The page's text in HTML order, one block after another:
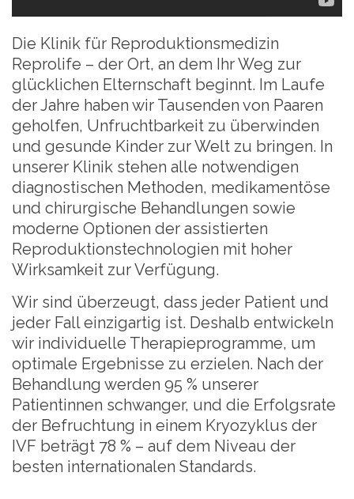
Die Klinik für Reproduktionsmedizin
Reprolife – der Ort, an dem Ihr Weg zur
glücklichen Elternschaft beginnt. Im Laufe
der Jahre haben wir Tausenden von Paaren
geholfen, Unfruchtbarkeit zu überwinden
und gesunde Kinder zur Welt zu bringen. In
unserer Klinik stehen alle notwendigen
diagnostischen Methoden, medikamentöse
und chirurgische Behandlungen sowie
moderne Optionen der assistierten
Reproduktionstechnologien mit hoher
Wirksamkeit zur Verfügung.
Wir sind überzeugt, dass jeder Patient und
jeder Fall einzigartig ist. Deshalb entwickeln
wir individuelle Therapieprogramme, um
optimale Ergebnisse zu erzielen. Nach der
Behandlung werden 95 % unserer
Patientinnen schwanger, und die Erfolgsrate
der Befruchtung in einem Kryozyklus der
IVF beträgt 78 % – auf dem Niveau der
besten internationalen Standards.